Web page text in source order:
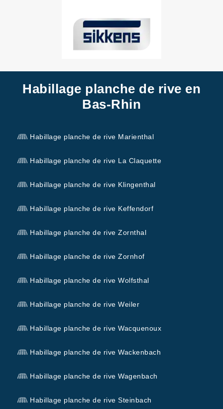
Habillage planche de rive en
Bas-Rhin
Habillage planche de rive Marienthal
Habillage planche de rive La Claquette
Habillage planche de rive Klingenthal
Habillage planche de rive Keffendorf
Habillage planche de rive Zornthal
Habillage planche de rive Zornhof
Habillage planche de rive Wolfsthal
Habillage planche de rive Weiler
Habillage planche de rive Wacquenoux
Habillage planche de rive Wackenbach
Habillage planche de rive Wagenbach
Habillage planche de rive Steinbach